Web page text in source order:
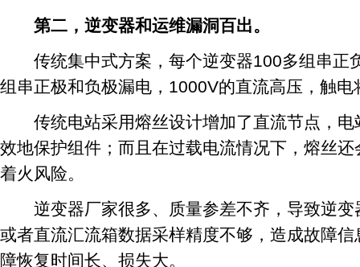
第二，逆变器和运维漏洞百出。
传统集中式方案，每个逆变器100多组串正
组串正极和负极漏电，1000V的直流高压，触电
传统电站采用熔丝设计增加了直流节点，电
效地保护组件；而且在过载电流情况下，熔丝
着火风险。
逆变器厂家很多、质量参差不齐，导致逆变
或者直流汇流箱数据采样精度不够，造成故障
障恢复时间长、损失大。